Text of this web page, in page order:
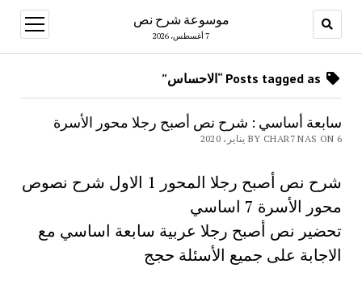
موسوعة شرح نص
7 أغسطس، 2026
open
menu
سابعة أساسي : شرح نص أصبح رجلا محور الأسرة
BY CHAR7 NAS ON 6 يناير، 2020
شرح نص أصبح رجلا المحور 1 الاول شرح نصوص
محور الأسرة 7 اساسي
تحضير نص أصبح رجلا عربية سابعة اساسي مع
الاجابة على جميع الأسئلة حجج